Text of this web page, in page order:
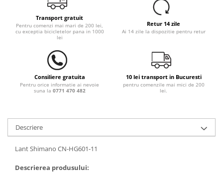
Transport gratuit
Pentru comenzi mai mari de 200 lei,
cu exceptia bicicletelor pana in 1000
lei
Retur 14 zile
Ai 14 zile la dispozitie pentru retur
Consiliere gratuita
Pentru orice informatie ai nevoie
suna la 0771 470 482
10 lei transport in Bucuresti
pentru comenzile mai mici de 200
lei.
Descriere
Lant Shimano CN-HG601-11
Descrierea produsului: